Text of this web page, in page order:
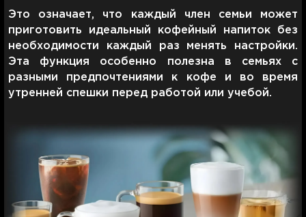
Это означает, что каждый член семьи может
приготовить идеальный кофейный напиток без
необходимости каждый раз менять настройки.
Эта функция особенно полезна в семьях с
разными предпочтениями к кофе и во время
утренней спешки перед работой или учебой.